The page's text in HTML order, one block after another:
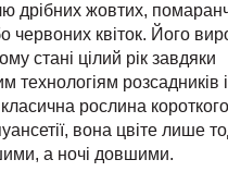
дрібних жовтих,
червоних квіток. Його
стані цілий рік завдяки
технологіям розсадників і
рослина
вона цвіте лише
а ночі довшими.